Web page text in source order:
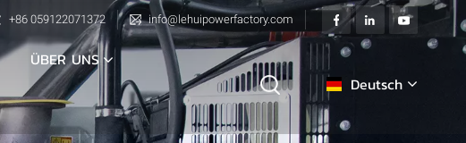
+86 059122071372 info@lehuipowerfactory.com
ÜBER UNS
Deutsch